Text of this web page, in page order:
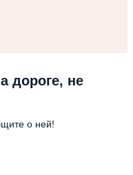
дороге, не
о ней!